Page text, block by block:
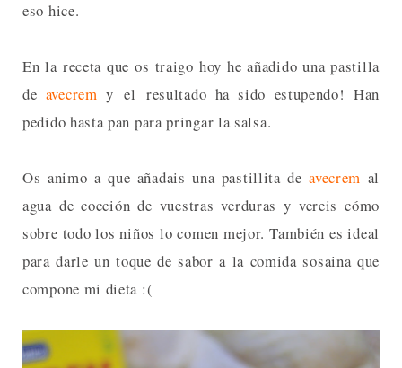
eso hice.
En la receta que os traigo hoy he añadido una pastilla
de avecrem y el resultado ha sido estupendo! Han
pedido hasta pan para pringar la salsa.
Os animo a que añadais una pastillita deavecrem al
agua de cocción de vuestras verduras y vereis cómo
sobre todo los niños lo comen mejor. También es ideal
para darle un toque de sabor a la comida sosaina que
compone mi dieta :(